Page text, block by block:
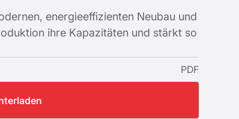
energieeffizienten Neubau und
ihre Kapazitäten und stärkt so
PDF